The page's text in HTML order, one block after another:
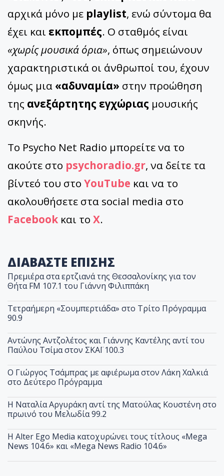
αρχικά μόνο με playlist, ενώ σύντομα θα
έχει και εκπομπές. Ο σταθμός είναι
«χωρίς μουσικά όρια», όπως σημειώνουν
χαρακτηριστικά οι άνθρωποί του, έχουν
όμως μια «αδυναμία» στην προώθηση
της ανεξάρτητης εγχώριας μουσικής
σκηνής.
Το Psycho Net Radio μπορείτε να το
ακούτε στο psychoradio.gr, να δείτε τα
βίντεό του στο YouTube και να το
ακολουθήσετε στα social media στο
Facebook και το Χ.
ΔΙΑΒΑΣΤΕ ΕΠΙΣΗΣ
Πρεμιέρα στα ερτζιανά της Θεσσαλονίκης για τον
Θήτα FM 107.1 του Γιάννη Φιλιππάκη
Τετραήμερη «Σουμπερτιάδα» στο Τρίτο Πρόγραμμα
90.9
Αντώνης Αντζολέτος και Γιάννης Καντέλης αντί του
Παύλου Τσίμα στον ΣΚΑΪ 100.3
O Γιώργος Τσάμπρας με αφιέρωμα στον Λάκη Χαλκιά
στο Δεύτερο Πρόγραμμα
Η Ναταλία Αργυράκη αντί της Ματούλας Κουστένη στο
πρωινό του Μελωδία 99.2
Η Alter Ego Media κατοχυρώνει τους τίτλους «Mega
News 104.6» και «Mega News Radio 104.6»